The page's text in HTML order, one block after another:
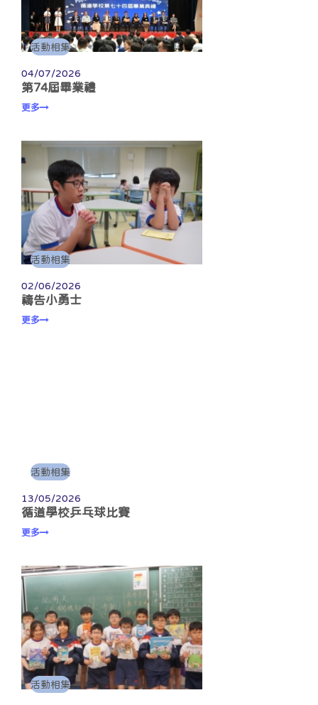
活動相集
04/07/2026
第74屆畢業禮
更多
活動相集
02/06/2026
禱告小勇士
更多
活動相集
13/05/2026
循道學校乒乓球比賽
更多
活動相集